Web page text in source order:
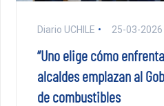
Diario UCHILE 25-03-2026
“Uno elige cómo
alcaldes emplazan al
de combustibles